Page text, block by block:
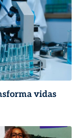
vidas